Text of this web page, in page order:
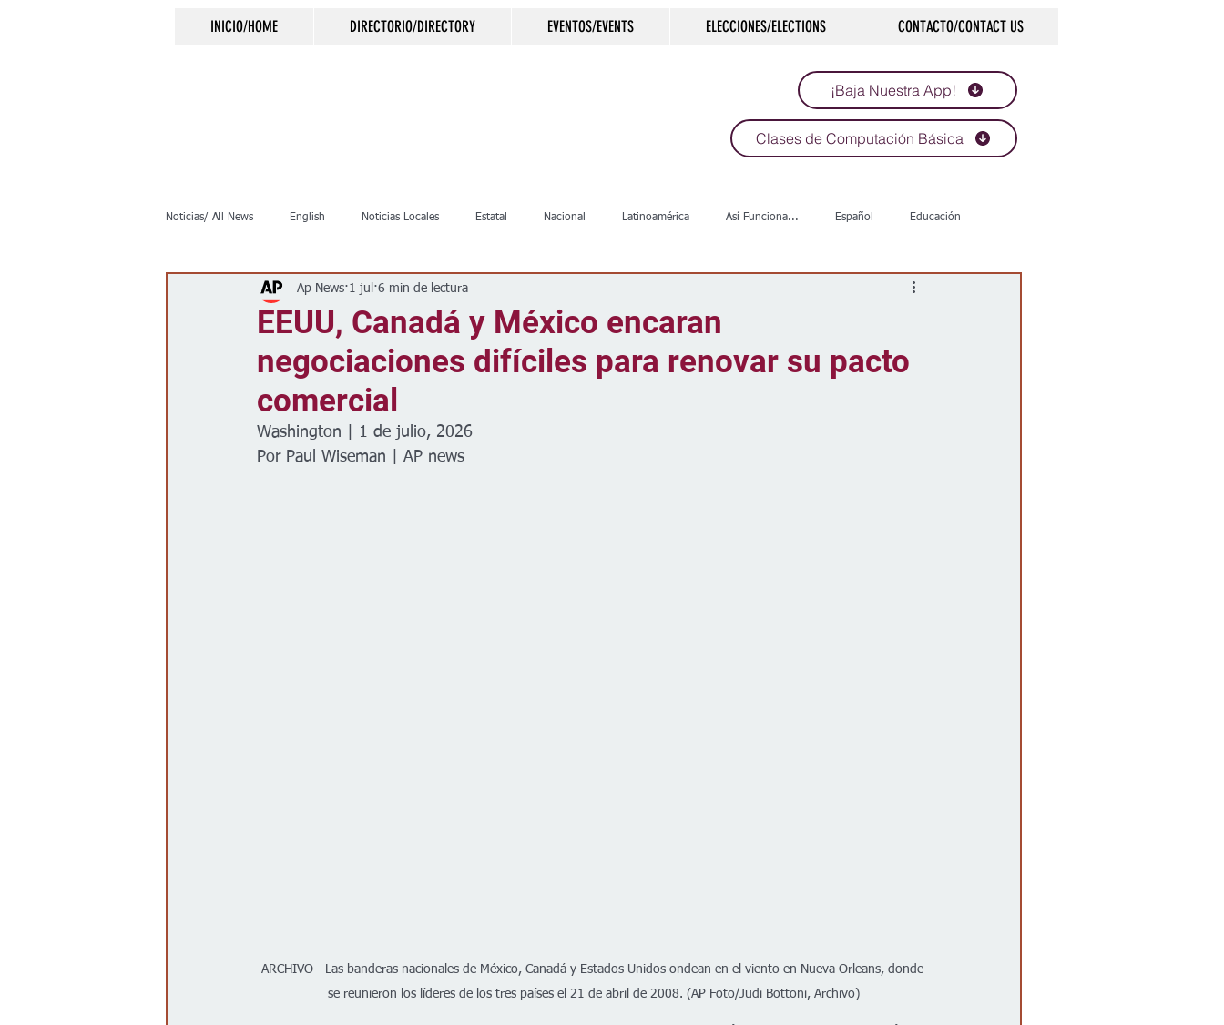
INICIO/HOME DIRECTORIO/DIRECTORY EVENTOS/EVENTS ELECCIONES/ELECTIONS CONTACTO/CONTACT US
¡Baja Nuestra App!
Clases de Computación Básica
Noticias/ All News English Noticias Locales Estatal Nacional Latinoamérica Así Funciona... Español Educación
Crimen Negocios Salud
Clima Vivienda Escuelas Calles Desamparados Carreteras Comunidad Historias que inspiran
Espectáculos
EEUU, Canadá y México encaran
negociaciones difíciles para renovar su pacto
comercial
Ap News 1 jul 6 min de lectura
Washington | 1 de julio, 2026
Por Paul Wiseman | AP news
ARCHIVO - Las banderas nacionales de México, Canadá y Estados Unidos ondean en el viento en Nueva Orleans, donde
se reunieron los líderes de los tres países el 21 de abril de 2008. (AP Foto/Judi Bottoni, Archivo)